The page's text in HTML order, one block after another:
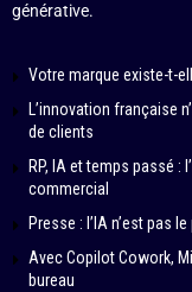
générative.
Votre marque existe-t-
L’innovation française
de clients
RP, IA et temps passé :
commercial
Presse : l’IA n’est pas
Avec Copilot Cowork,
bureau